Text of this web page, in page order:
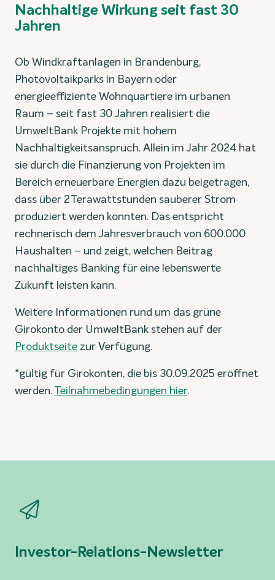
Nachhaltige Wirkung seit fast 30
Jahren
Ob Windkraftanlagen in Brandenburg,
Photovoltaikparks in Bayern oder
energieeffiziente Wohnquartiere im urbanen
Raum – seit fast 30 Jahren realisiert die
UmweltBank Projekte mit hohem
Nachhaltigkeitsanspruch. Allein im Jahr 2024 hat
sie durch die Finanzierung von Projekten im
Bereich erneuerbare Energien dazu beigetragen,
dass über 2 Terawattstunden sauberer Strom
produziert werden konnten. Das entspricht
rechnerisch dem Jahresverbrauch von 600.000
Haushalten – und zeigt, welchen Beitrag
nachhaltiges Banking für eine lebenswerte
Zukunft leisten kann.
Weitere Informationen rund um das grüne
Girokonto der UmweltBank stehen auf der
Produktseitezur Verfügung.
*gültig für Girokonten, die bis 30.09.2025 eröffnet
werden.Teilnahmebedingungen hier.
Investor-Relations-Newsletter